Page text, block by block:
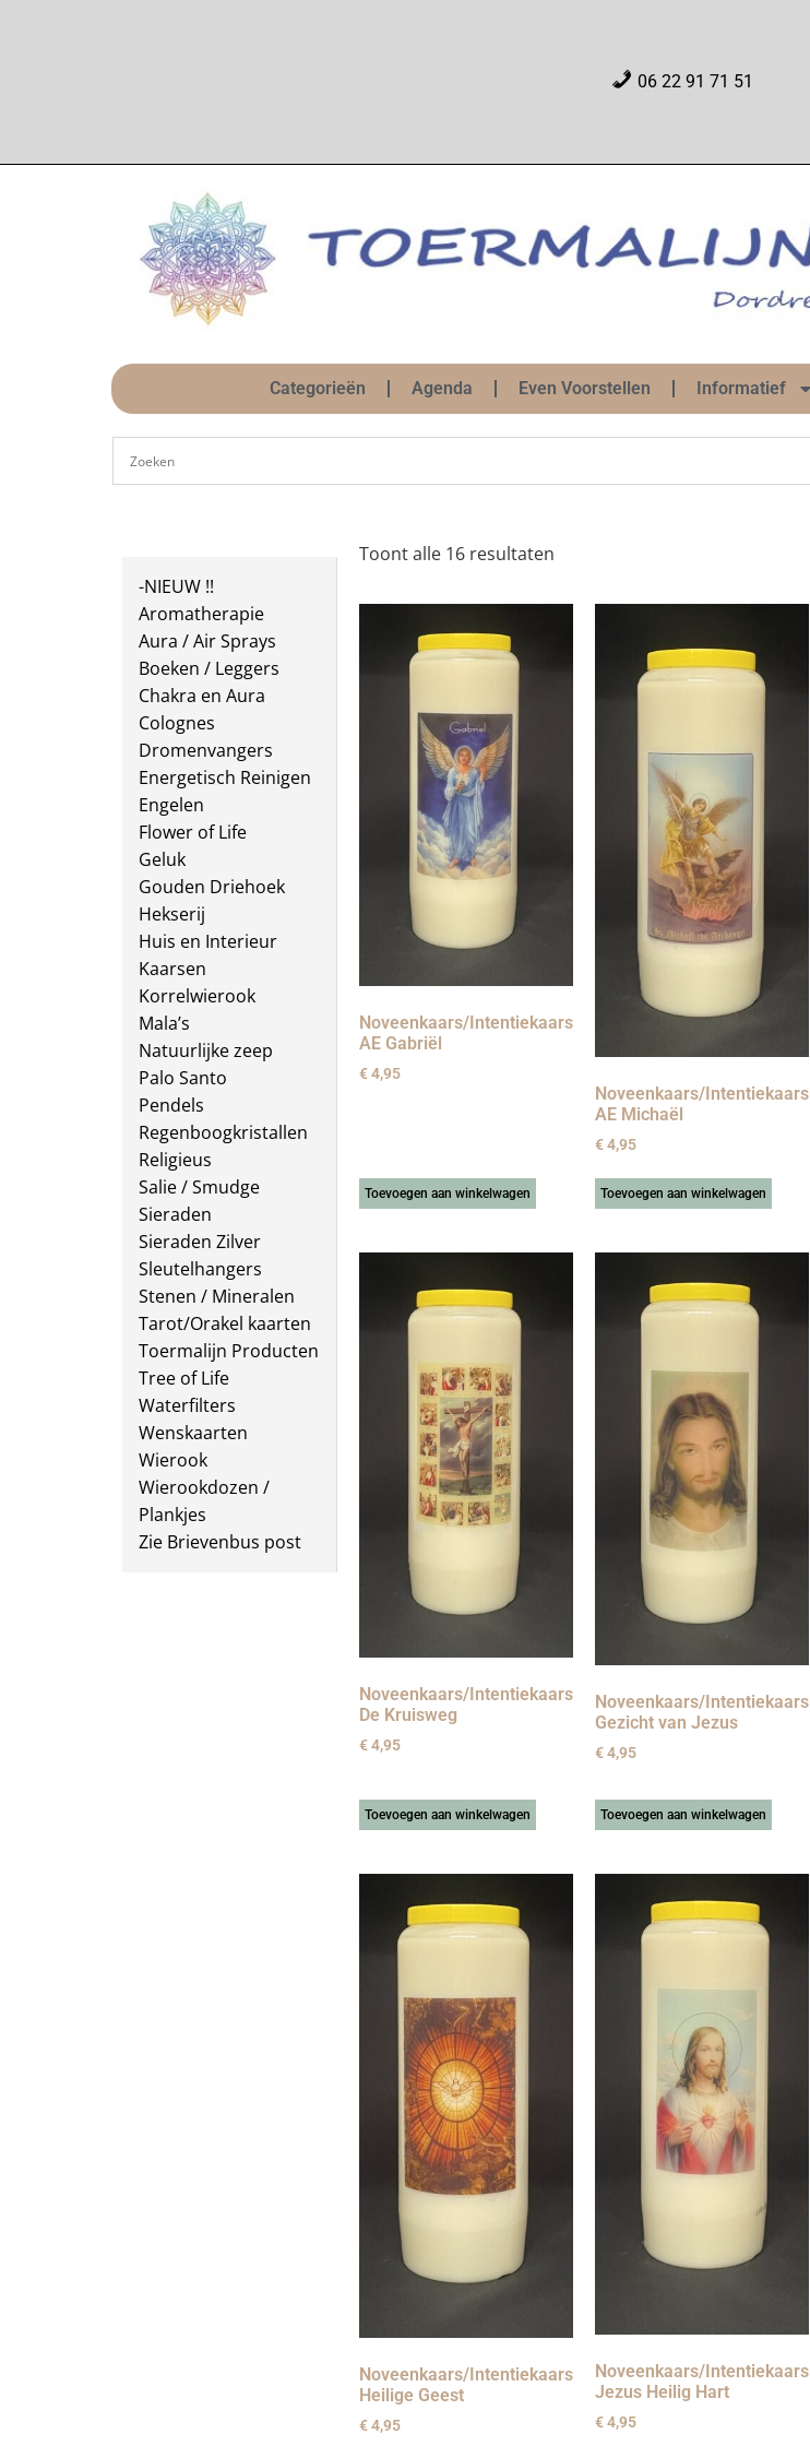
06 22 91 71 51
Categorieën Agenda Even Voorstellen Informatief
-NIEUW !!
Aromatherapie
Aura / Air Sprays
Boeken / Leggers
Chakra en Aura
Colognes
Dromenvangers
Energetisch Reinigen
Engelen
Flower of Life
Geluk
Gouden Driehoek
Hekserij
Huis en Interieur
Kaarsen
Korrelwierook
Mala’s
Natuurlijke zeep
Palo Santo
Pendels
Regenboogkristallen
Religieus
Salie / Smudge
Sieraden
Sieraden Zilver
Sleutelhangers
Stenen / Mineralen
Tarot/Orakel kaarten
Toermalijn Producten
Tree of Life
Waterfilters
Wenskaarten
Wierook
Wierookdozen /
Plankjes
Zie Brievenbus post
Toont alle 16 resultaten
Noveenkaars/Intentiekaars
AE Gabriël
€4,95
Toevoegen aan winkelwagen
Noveenkaars/Intentiekaars
AE Michaël
€4,95
Toevoegen aan winkelwagen
Noveenkaars/Intentiekaars
De Kruisweg
€4,95
Toevoegen aan winkelwagen
Noveenkaars/Intentiekaars
Gezicht van Jezus
€4,95
Toevoegen aan winkelwagen
Noveenkaars/Intentiekaars
Heilige Geest
€4,95
Noveenkaars/Intentiekaars
Jezus Heilig Hart
€4,95